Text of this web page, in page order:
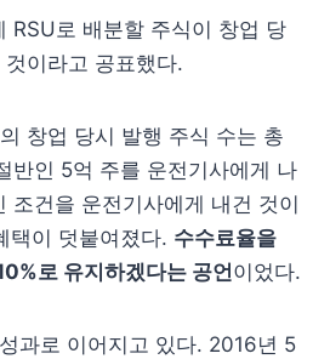
RSU로 배분할 주식이 창업 당
이라고 공표했다.
창업 당시 발행 주식 수는 총
반인 5억 주를 운전기사에게 나
조건을 운전기사에게 내건 것이
택이 덧붙여졌다. 수수료율을
로 유지하겠다는 공언이었다.
과로 이어지고 있다. 2016년 5